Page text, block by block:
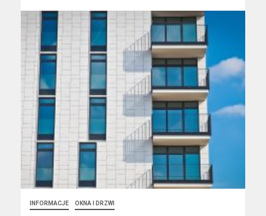
INFORMACJE OKNA I DRZWI